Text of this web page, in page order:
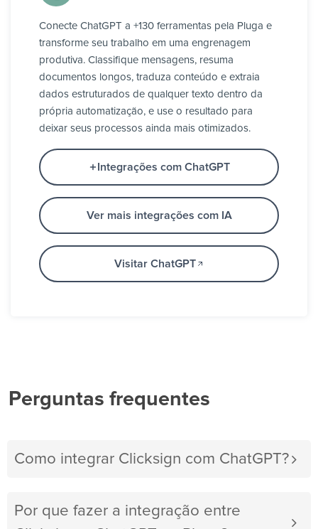
Conecte ChatGPT a +130 ferramentas pela Pluga e
transforme seu trabalho em uma engrenagem
produtiva. Classifique mensagens, resuma
documentos longos, traduza conteúdo e extraia
dados estruturados de qualquer texto dentro da
própria automatização, e use o resultado para
deixar seus processos ainda mais otimizados.
Integrações com ChatGPT
Ver mais integrações com IA
Visitar ChatGPT
Perguntas frequentes
Como integrar Clicksign com ChatGPT?
Por que fazer a integração entre